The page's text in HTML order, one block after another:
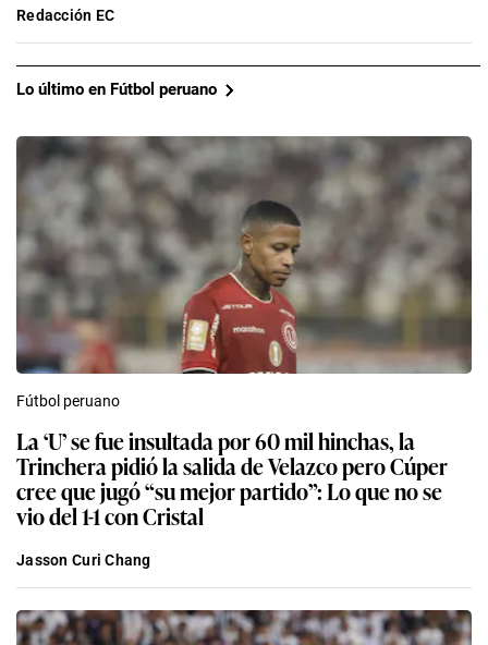
Redacción EC
Lo último en Fútbol peruano
Fútbol peruano
La ‘U’ se fue insultada por 60 mil hinchas, la
Trinchera pidió la salida de Velazco pero Cúper
cree que jugó “su mejor partido”: Lo que no se
vio del 1-1 con Cristal
Jasson Curi Chang